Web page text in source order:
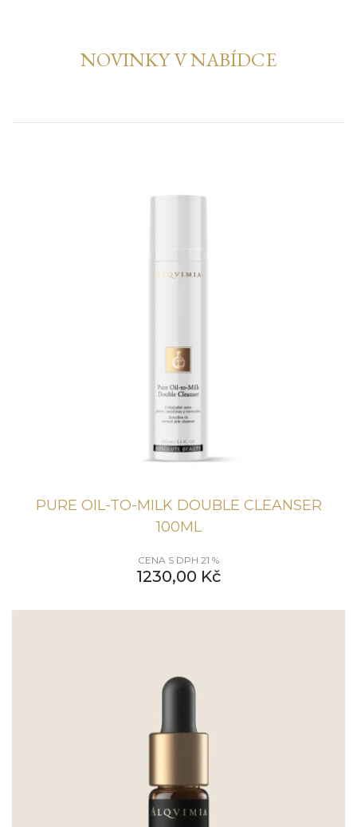
NOVINKY V NABÍDCE
PURE OIL-TO-MILK DOUBLE CLEANSER
100ML
CENA S DPH 21 %
1230,00 Kč